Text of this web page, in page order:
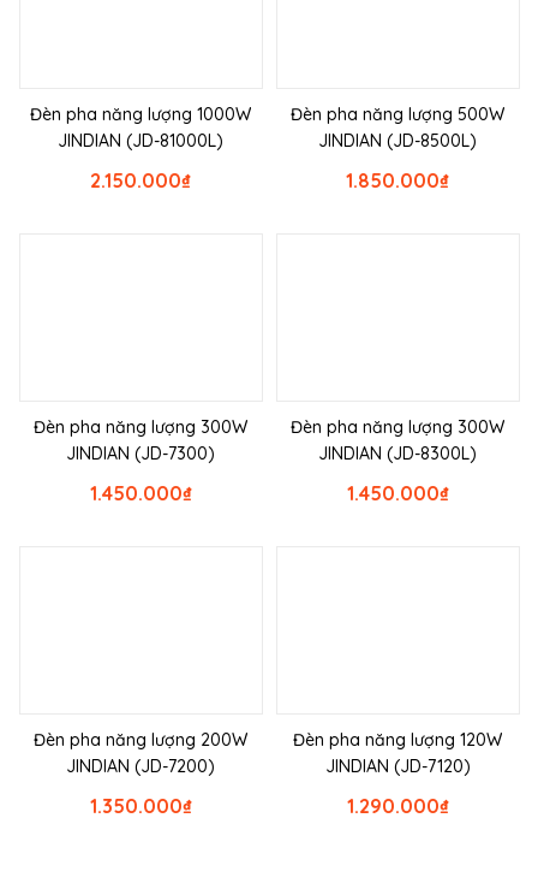
Đèn pha năng lượng 1000W
JINDIAN (JD-81000L)
₫
2.150.000
Đèn pha năng lượng 500W
JINDIAN (JD-8500L)
₫
1.850.000
Đèn pha năng lượng 300W
JINDIAN (JD-7300)
₫
1.450.000
Đèn pha năng lượng 300W
JINDIAN (JD-8300L)
₫
1.450.000
Đèn pha năng lượng 200W
JINDIAN (JD-7200)
₫
1.350.000
Đèn pha năng lượng 120W
JINDIAN (JD-7120)
₫
1.290.000